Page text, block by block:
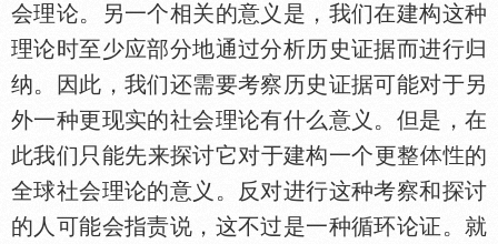
会理论。另一个相关的意义是，我们在建构这种
理论时至少应部分地通过分析历史证据而进行归
纳。因此，我们还需要考察历史证据可能对于另
外一种更现实的社会理论有什么意义。但是，在
此我们只能先来探讨它对于建构一个更整
的
全球社会理论的意义。反对进行这种考察和探讨
的人可能会指责说，这不过是一种循环论证。就